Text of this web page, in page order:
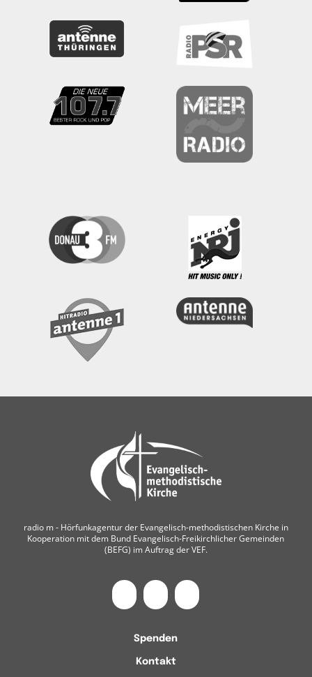
radio m ‐ Hörfunkagentur der Evangelisch-methodistischen Kirche in
Kooperation mit dem Bund Evangelisch-Freikirchlicher Gemeinden
(BEFG) im Auftrag der VEF.
Spenden
Kontakt